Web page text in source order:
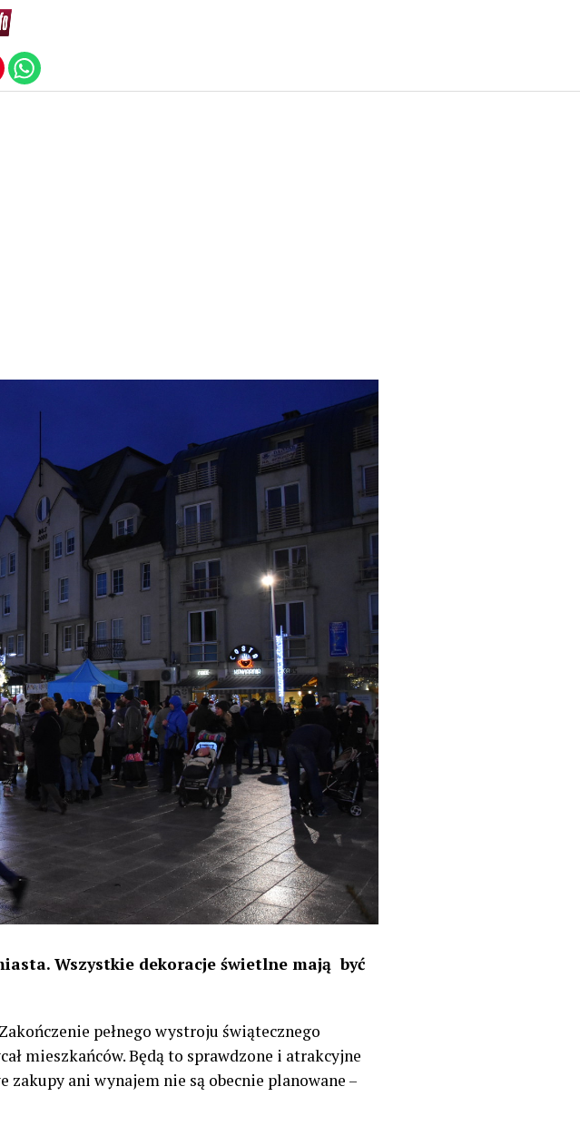
Wszystkie dekoracje świetlne mają być
pełnego wystroju świątecznego
mieszkańców. Będą to sprawdzone i atrakcyjne
ani wynajem nie są obecnie planowane –